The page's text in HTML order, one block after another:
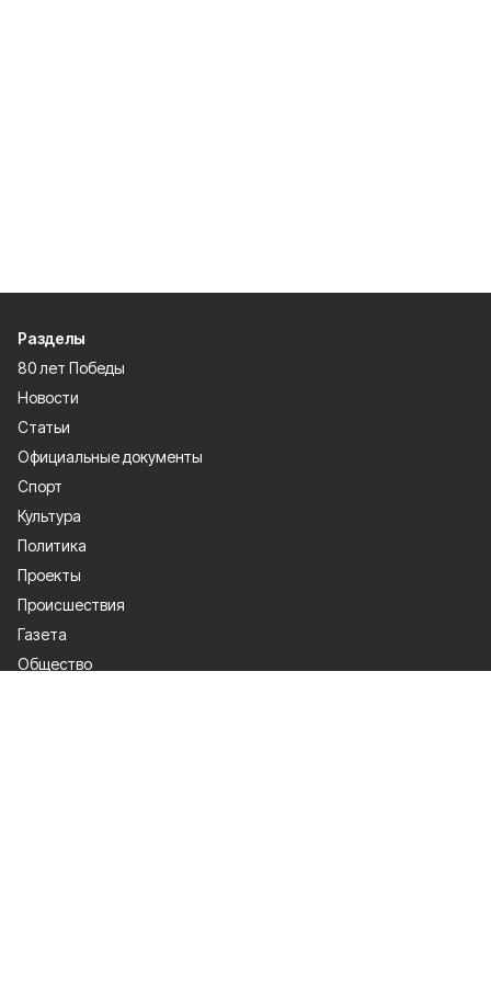
Разделы
80 лет Победы
Новости
Статьи
Официальные документы
Спорт
Культура
Политика
Проекты
Происшествия
Газета
Общество